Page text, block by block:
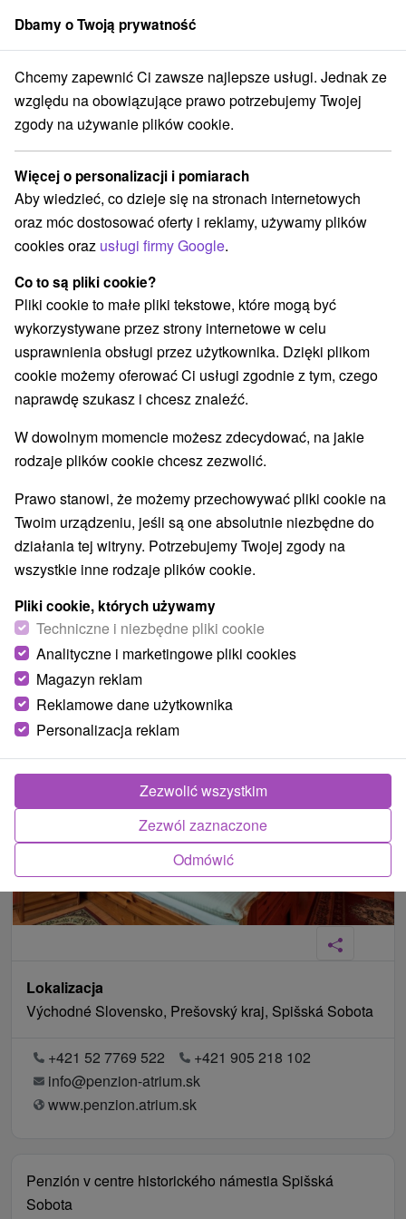
członek grupySorger
kraj Spišská Sobota Penzión Atrium ** Poprad - Spišská Sobota
Penzión Atrium★★Poprad -
Spišská Sobota
Spišská Sobota
Zarezerwuj przez booking
REZERWACJA I WYBÓR OFERTY
Skontaktuj się bezpośrednio z właścicielem.
Przejdź do lokalizacji
O URZĄDZENIA SPRZĘT
Lokalizacja
Východné Slovensko, Prešovský kraj, Spišská Sobota
+421 52 7769 522
+421 905 218 102
info@penzion-atrium.sk
www.penzion.atrium.sk
Penzión v centre historického námestia Spišská
Sobota
Dbamy o Twoją prywatność
Chcemy zapewnić Ci zawsze najlepsze usługi. Jednak ze
względu na obowiązujące prawo potrzebujemy Twojej
zgody na używanie plików cookie.
Więcej o personalizacji i pomiarach
Aby wiedzieć, co dzieje się na stronach internetowych
oraz móc dostosować oferty i reklamy, używamy plików
cookies oraz usługi firmy Google.
Co to są pliki cookie?
Pliki cookie to małe pliki tekstowe, które mogą być
wykorzystywane przez strony internetowe w celu
usprawnienia obsługi przez użytkownika. Dzięki plikom
cookie możemy oferować Ci usługi zgodnie z tym, czego
naprawdę szukasz i chcesz znaleźć.
W dowolnym momencie możesz zdecydować, na jakie
rodzaje plików cookie chcesz zezwolić.
Prawo stanowi, że możemy przechowywać pliki cookie na
Twoim urządzeniu, jeśli są one absolutnie niezbędne do
działania tej witryny. Potrzebujemy Twojej zgody na
wszystkie inne rodzaje plików cookie.
Pliki cookie, których używamy
Techniczne i niezbędne pliki cookie
Analityczne i marketingowe pliki cookies
Magazyn reklam
Reklamowe dane użytkownika
Personalizacja reklam
Odmówić
Zezwól zaznaczone
Zezwolić wszystkim